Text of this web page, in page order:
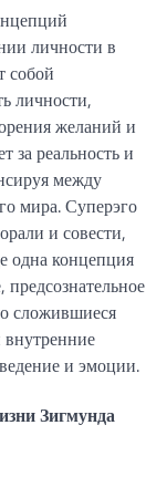
личности в
собой
личности,
желаний и
за реальность и
между
мира. Суперэго
и совести,
одна концепция
сложившиеся
и эмоции.
Зигмунда